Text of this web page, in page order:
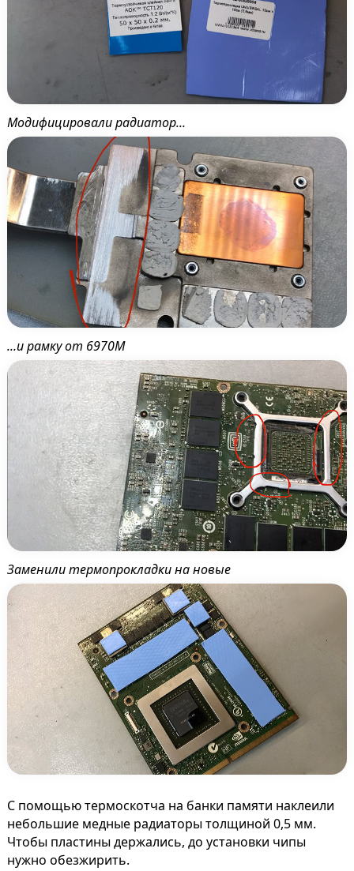
Модифицировали радиатор...
...и рамку от 6970М
Заменили термопрокладки на новые
С помощью термоскотча на банки памяти наклеили
небольшие медные радиаторы толщиной 0,5 мм.
Чтобы пластины держались, до установки чипы
нужно обезжирить.